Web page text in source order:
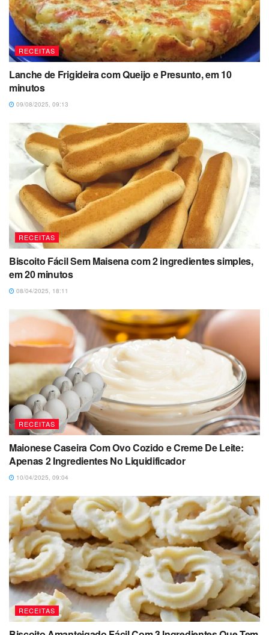
RECEITAS
Lanche de Frigideira com Queijo e Presunto, em 10
minutos
09/08/2025, 09:13
RECEITAS
Biscoito Fácil Sem Maisena com 2 ingredientes simples,
em 20 minutos
08/04/2025, 18:11
RECEITAS
Maionese Caseira Com Ovo Cozido e Creme De Leite:
Apenas 2 Ingredientes No Liquidificador
10/04/2025, 09:04
RECEITAS